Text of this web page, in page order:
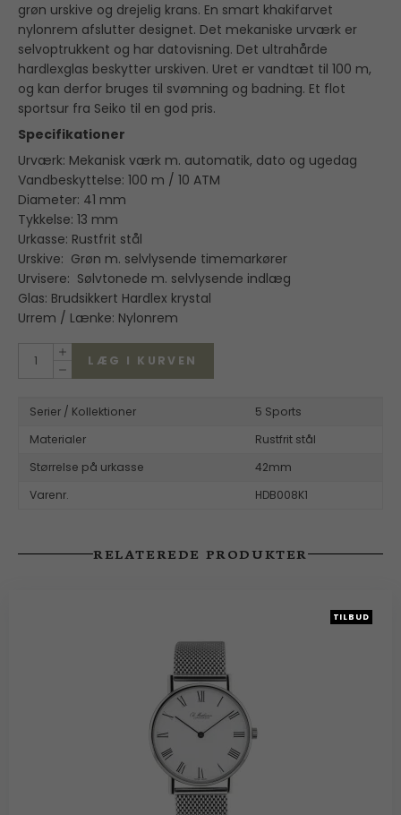
grøn urskive og drejelig krans. En smart khakifarvet
nylonrem afslutter designet. Det mekaniske urværk er
selvoptrukkent og har datovisning. Det ultrahårde
hardlexglas beskytter urskiven. Uret er vandtæt til 100 m,
og kan derfor bruges til svømning og badning. Et flot
sportsur fra Seiko til en god pris.
Specifikationer
Urværk: Mekanisk værk m. automatik, dato og ugedag
Vandbeskyttelse: 100 m / 10 ATM
Diameter: 41 mm
Tykkelse: 13 mm
Urkasse: Rustfrit stål
Urskive: Grøn m. selvlysende timemarkører
Urvisere: Sølvtonede m. selvlysende indlæg
Glas: Brudsikkert Hardlex krystal
Urrem / Lænke: Nylonrem
LÆG I KURVEN
Serier / Kollektioner
5 Sports
Materialer
Rustfrit stål
Størrelse på urkasse
42mm
Varenr.
HDB008K1
RELATEREDE PRODUKTER
TILBUD